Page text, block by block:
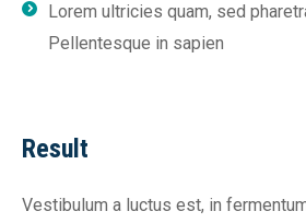
Lorem ultricies quam, sed
Pellentesque in sapien
Result
Vestibulum a luctus est, in